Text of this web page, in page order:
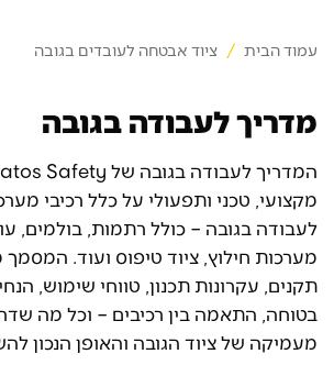
עמוד הבית / ציוד אבטחה לעובדים בגובה
מדריך לעבודה בגובה
מקצועי, טכני ותפעולי על כלל רכיבי
לעבודה בגובה – כולל רתמות, בולמים,
מערכות חילוץ, ציוד טיפוס ועוד.
תקנים, עקרונות תכנון, טווחי שימוש,
בטוחה, התאמה בין רכיבים – וכל מה
מעמיקה של ציוד הגובה והאופן הנכון